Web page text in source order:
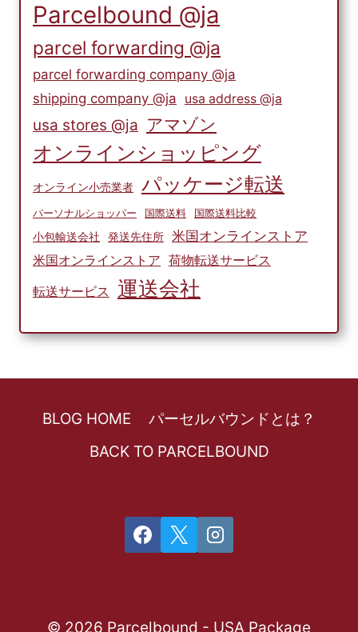
Parcelbound @ja
parcel forwarding @ja
parcel forwarding company @ja
shipping company @ja
usa address @ja
usa stores @ja アマゾン
オンラインショッピング
オンライン小売業者 パッケージ転送
パーソナルショッパー 国際送料 国際送料比較
小包輸送会社 発送先住所 米国オンラインストア
米国オンラインストア 荷物転送サービス
転送サービス 運送会社
BLOG HOME
パーセルバウンドとは？
BACK TO PARCELBOUND
© 2026 Parcelbound - USA Package